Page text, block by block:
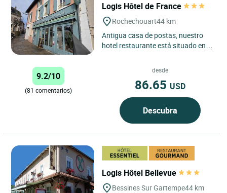
Logis Hôtel de France
Rochechouart44 km
Antigua casa de postas, nuestro
hotel restaurante está situado en el
lugar mundialmente...
9.2/10
(81 comentarios)
desde
86.65 USD
Descubra
Logis Hôtel Bellevue
Bessines Sur Gartempe44 km